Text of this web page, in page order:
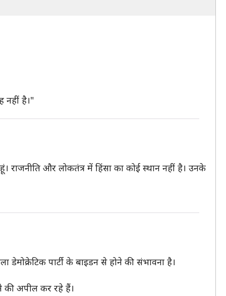
नहीं है।"
राजनीति और लोकतंत्र में हिंसा का कोई स्थान नहीं है। उनके
डेमोक्रेटिक पार्टी के बाइडन से होने की संभावना है।
की अपील कर रहे हैं।